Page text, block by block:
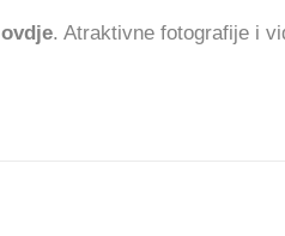
ovdje. Atraktivne fotografije i